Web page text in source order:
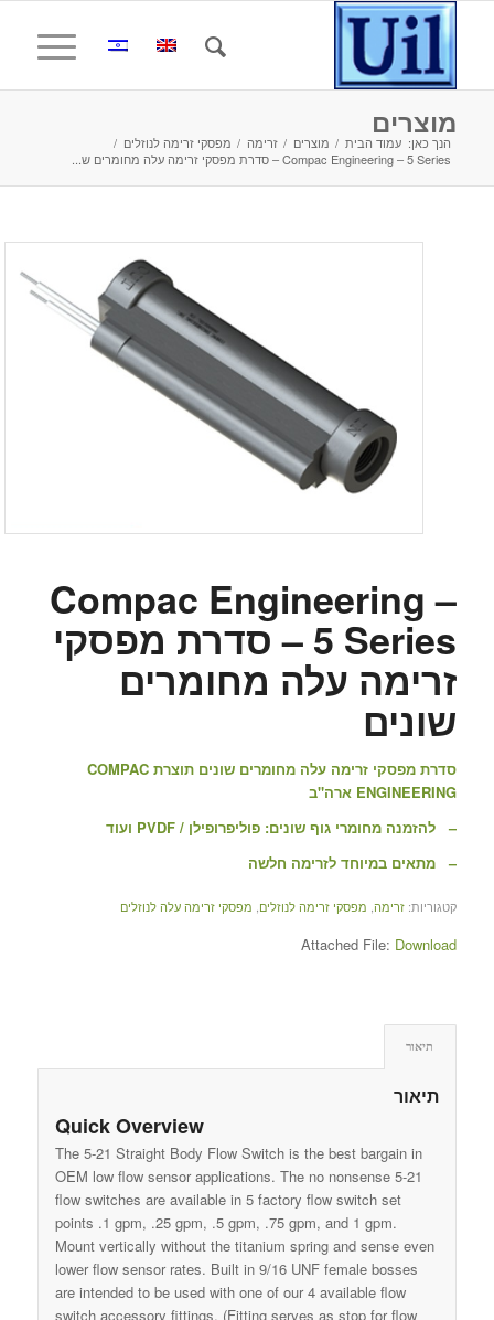
מוצרים
הנך כאן: עמוד הבית / מוצרים / זרימה / מפסקי זרימה לנוזלים /
Compac Engineering – 5 Series – סדרת מפסקי זרימה עלה מחומרים ש...
Compac Engineering –
5 Series – סדרת מפסקי
זרימה עלה מחומרים
שונים
סדרת מפסקי זרימה עלה מחומרים שונים תוצרת COMPAC
ENGINEERING ארה"ב
– להזמנה מחומרי גוף שונים: פוליפרופילן / PVDF ועוד
– מתאים במיוחד לזרימה חלשה
קטגוריות: זרימה, מפסקי זרימה לנוזלים, מפסקי זרימה עלה לנוזלים
Attached File: Download
תיאור
תיאור
Quick Overview
The 5-21 Straight Body Flow Switch is the best bargain in
OEM low flow sensor applications. The no nonsense 5-21
flow switches are available in 5 factory flow switch set
points .1 gpm, .25 gpm, .5 gpm, .75 gpm, and 1 gpm.
Mount vertically without the titanium spring and sense even
lower flow sensor rates. Built in 9/16 UNF female bosses
are intended to be used with one of our 4 available flow
switch accessory fittings. (Fitting serves as stop for flow